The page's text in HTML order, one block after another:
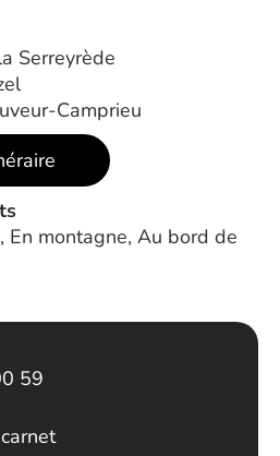
Serreyrède
Camprieu
En montagne, Au bord de
59